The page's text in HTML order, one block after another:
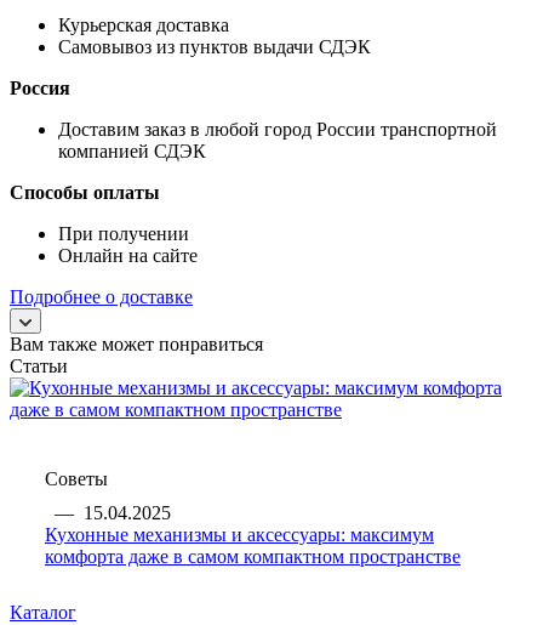
Курьерская доставка
Самовывоз из пунктов выдачи СДЭК
Россия
Доставим заказ в любой город России транспортной
компанией СДЭК
Способы оплаты
При получении
Онлайн на сайте
Подробнее о доставке
Вам также может понравиться
Статьи
Советы
— 15.04.2025
Кухонные механизмы и аксессуары: максимум
комфорта даже в самом компактном пространстве
Каталог